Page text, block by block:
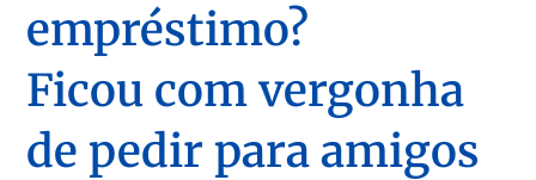
empréstimo?
Ficou com vergonha
de pedir para amigos